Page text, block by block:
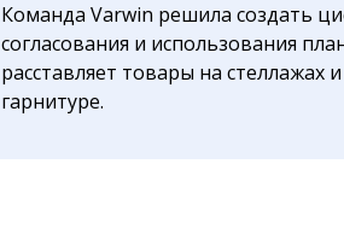
Команда Varwin решила создать
согласования и использования
расставляет товары на
гарнитуре.